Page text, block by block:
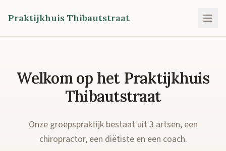
Praktijkhuis Thibautstraat
Welkom op het Praktijkhuis
Thibautstraat
Onze groepspraktijk bestaat uit 3 artsen, een
chiropractor, een diëtiste en een coach.